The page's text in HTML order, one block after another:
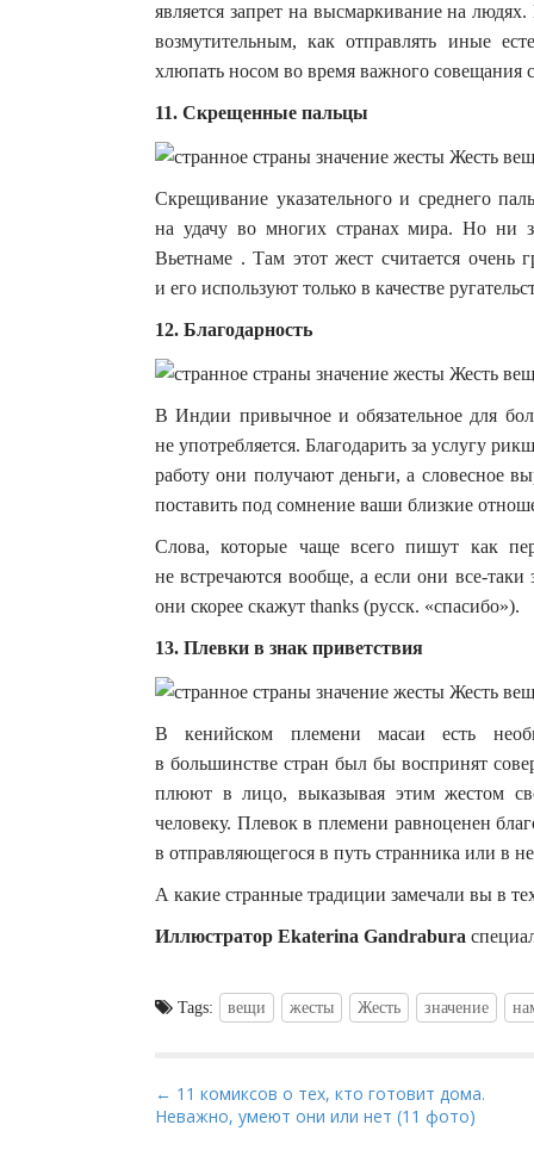
является запрет на высмаркивание на
возмутительным, как отправлять иные
хлюпать носом во время важного совещания
11. Скрещенные пальцы
Скрещивание указательного и среднего
на удачу во многих странах мира. Но ни
Вьетнаме . Там этот жест считается очень
и его используют только в качестве
12. Благодарность
В Индии привычное и обязательное для
не употребляется. Благодарить за услугу
работу они получают деньги, а словесное
поставить под сомнение ваши близкие
Слова, которые чаще всего пишут как
не встречаются вообще, а если они все-таки
они скорее скажут thanks (русск. «спасибо»).
13. Плевки в знак приветствия
В кенийском племени масаи есть
в большинстве стран был бы воспринят
плюют в лицо, выказывая этим жестом
человеку. Плевок в племени равноценен
в отправляющегося в путь странника или в
А какие странные традиции замечали вы в
Иллюстратор Ekaterina Gandrabura
Tags: вещи жесты Жесть значение
P
o
← 11 комиксов о тех, кто готовит дома.
Неважно, умеют они или нет (11 фото)